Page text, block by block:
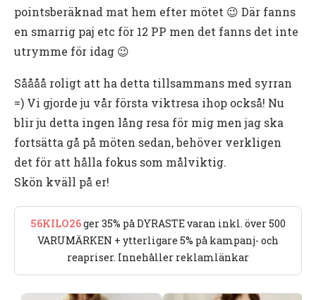
pointsberäknad mat hem efter mötet 😉 Där fanns
en smarrig paj etc för 12 PP men det fanns det inte
utrymme för idag 😉
Såååå roligt att ha detta tillsammans med syrran
=) Vi gjorde ju vår första viktresa ihop också! Nu
blir ju detta ingen lång resa för mig men jag ska
fortsätta gå på möten sedan, behöver verkligen
det för att hålla fokus som målviktig.
Skön kväll på er!
56KILO26ger 35% på DYRASTE varan inkl. över 500
VARUMÄRKEN + ytterligare 5% på kampanj- och
reapriser. Innehåller reklamlänkar